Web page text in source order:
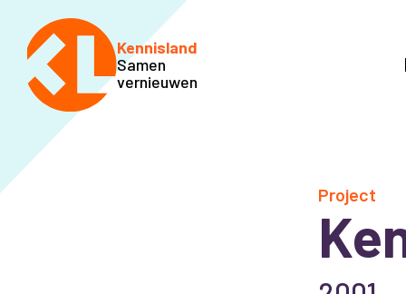
Kennisland
Samen
vernieuwen
Project